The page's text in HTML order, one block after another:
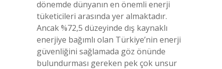
dönemde dünyanın en önemli enerji
tüketicileri arasında yer almaktadır.
Ancak %72,5 düzeyinde dış kaynaklı
enerjiye bağımlı olan Türkiye’nin enerji
güvenliğini sağlamada göz önünde
bulundurması gereken pek çok unsur